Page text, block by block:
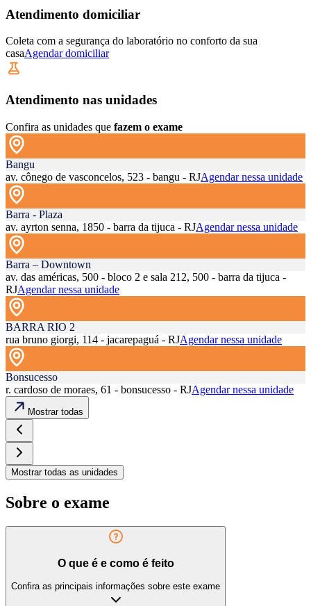
Atendimento domiciliar
Coleta com a segurança do laboratório no conforto da sua
casaAgendar domiciliar
Atendimento nas unidades
Confira as unidades que fazem o exame
Bangu
av. cônego de vasconcelos, 523 - bangu - RJAgendar nessa unidade
Barra - Plaza
av. ayrton senna, 1850 - barra da tijuca - RJAgendar nessa unidade
Barra – Downtown
av. das américas, 500 - bloco 2 e sala 212, 500 - barra da tijuca -
RJAgendar nessa unidade
BARRA RIO 2
rua bruno giorgi, 114 - jacarepaguá - RJAgendar nessa unidade
Bonsucesso
r. cardoso de moraes, 61 - bonsucesso - RJAgendar nessa unidade
Mostrar todas
Mostrar todas as unidades
Sobre o exame
O que é e como é feito
Confira as principais informações sobre este exame